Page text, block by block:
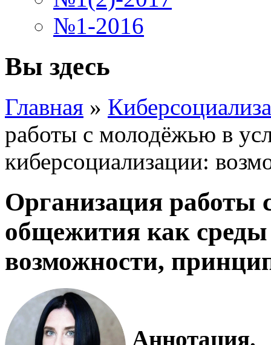
№1-2016
Вы здесь
Главная »
работы с молодёжью в
киберсоциализации:
Организация работы
общежития как
возможности,